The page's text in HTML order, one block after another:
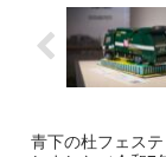
青下の杜フェス